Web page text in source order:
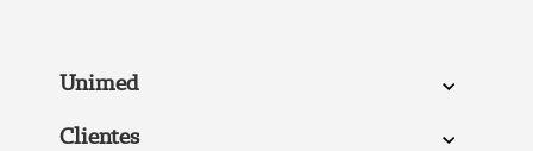
Unimed
Clientes